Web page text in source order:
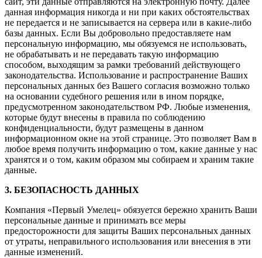
данная информация никогда и ни при каких обстоятельствах
не передается и не записывается на сервера или в какие-либо
базы данных. Если Вы добровольно предоставляете нам
персональную информацию, мы обязуемся не использовать,
не обрабатывать и не передавать такую информацию
способом, выходящим за рамки требований действующего
законодательства. Использование и распространение Ваших
персональных данных без Вашего согласия возможно только
на основании судебного решения или в ином порядке,
предусмотренном законодательством РФ. Любые изменения,
которые будут внесены в правила по соблюдению
конфиденциальности, будут размещены в данном
информационном окне на этой странице. Это позволяет Вам в
любое время получить информацию о том, какие данные у нас
хранятся и о том, каким образом мы собираем и храним такие
данные.
3. БЕЗОПАСНОСТЬ ДАННЫХ
Компания «Первый Умелец» обязуется бережно хранить Ваши
персональные данные и принимать все меры
предосторожности для защиты Ваших персональных данных
от утраты, неправильного использования или внесения в эти
данные изменений.